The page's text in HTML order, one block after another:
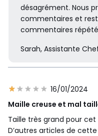
désagrément. Nous
commentaires et
commentaires
Sarah, Assistante
16/01/2024
Maille creuse et mal
Taille très grand pour
D’autres articles de